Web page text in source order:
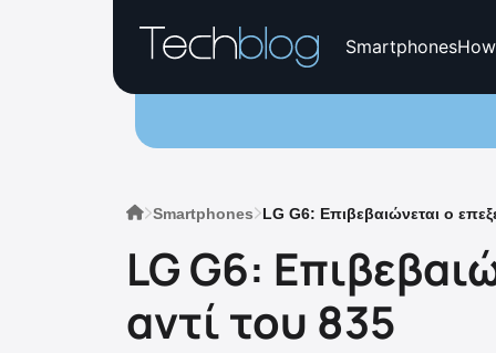
Smartphones
Smartphones LG G6: Επιβεβαιώνεται ο
LG G6:
αντί του 835